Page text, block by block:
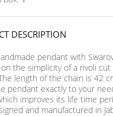
DESCRIPTION
pendant with
the simplicity of a rivoli
length of the chain is 42
pendant exactly to your
improves its life time
and manufactured in